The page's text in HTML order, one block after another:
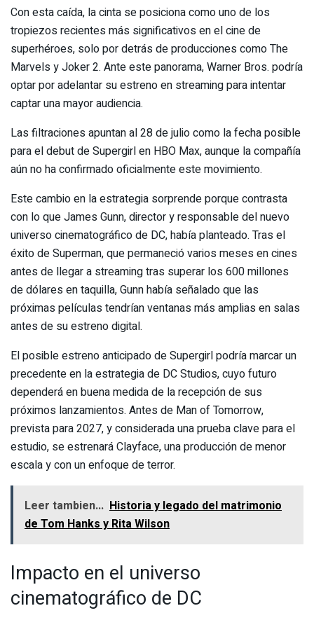
Con esta caída, la cinta se posiciona como uno de los
tropiezos recientes más significativos en el cine de
superhéroes, solo por detrás de producciones como The
Marvels y Joker 2. Ante este panorama, Warner Bros. podría
optar por adelantar su estreno en streaming para intentar
captar una mayor audiencia.
Las filtraciones apuntan al 28 de julio como la fecha posible
para el debut de Supergirl en HBO Max, aunque la compañía
aún no ha confirmado oficialmente este movimiento.
Este cambio en la estrategia sorprende porque contrasta
con lo que James Gunn, director y responsable del nuevo
universo cinematográfico de DC, había planteado. Tras el
éxito de Superman, que permaneció varios meses en cines
antes de llegar a streaming tras superar los 600 millones
de dólares en taquilla, Gunn había señalado que las
próximas películas tendrían ventanas más amplias en salas
antes de su estreno digital.
El posible estreno anticipado de Supergirl podría marcar un
precedente en la estrategia de DC Studios, cuyo futuro
dependerá en buena medida de la recepción de sus
próximos lanzamientos. Antes de Man of Tomorrow,
prevista para 2027, y considerada una prueba clave para el
estudio, se estrenará Clayface, una producción de menor
escala y con un enfoque de terror.
Leer tambien... Historia y legado del matrimonio
de Tom Hanks y Rita Wilson
Impacto en el universo
cinematográfico de DC